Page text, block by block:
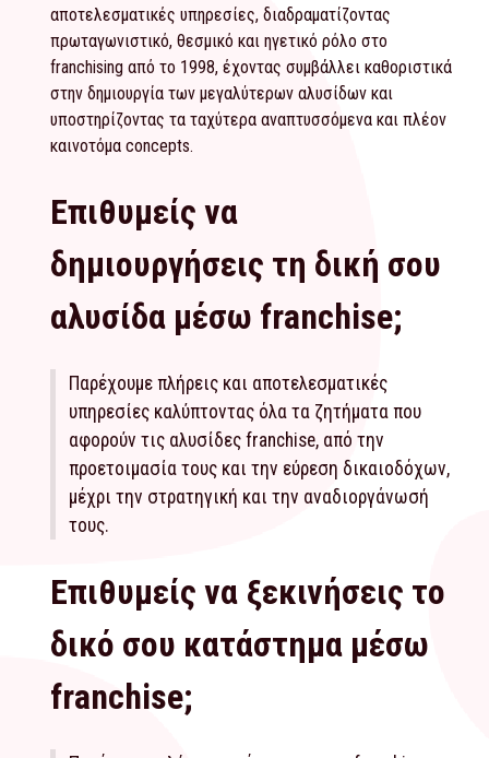
αποτελεσματικές υπηρεσίες, διαδραματίζοντας
πρωταγωνιστικό, θεσμικό και ηγετικό ρόλο στο
franchising από το 1998, έχοντας συμβάλλει καθοριστικά
στην δημιουργία των μεγαλύτερων αλυσίδων και
υποστηρίζοντας τα ταχύτερα αναπτυσσόμενα και πλέον
καινοτόμα concepts.
Επιθυμείς να
δημιουργήσεις τη δική σου
αλυσίδα μέσω franchise;
Παρέχουμε πλήρεις και αποτελεσματικές
υπηρεσίες καλύπτοντας όλα τα ζητήματα που
αφορούν τις αλυσίδες franchise, από την
προετοιμασία τους και την εύρεση δικαιοδόχων,
μέχρι την στρατηγική και την αναδιοργάνωσή
τους.
Επιθυμείς να ξεκινήσεις το
δικό σου κατάστημα μέσω
franchise;